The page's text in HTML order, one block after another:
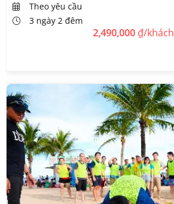
Theo yêu cầu
3 ngày 2 đêm
2,490,000 ₫/khách